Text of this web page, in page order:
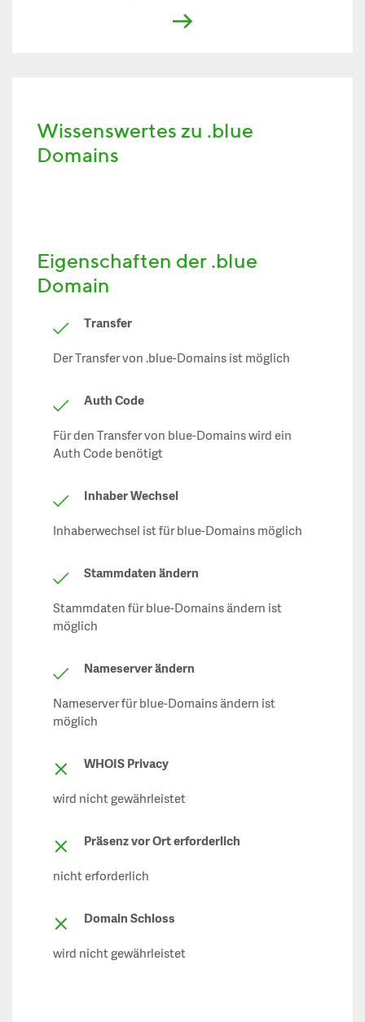
Wissenswertes zu .blue
Domains
Eigenschaften der .blue
Domain
Transfer
Der Transfer von .blue-Domains ist möglich
Auth Code
Für den Transfer von blue-Domains wird ein
Auth Code benötigt
Inhaber Wechsel
Inhaberwechsel ist für blue-Domains möglich
Stammdaten ändern
Stammdaten für blue-Domains ändern ist
möglich
Nameserver ändern
Nameserver für blue-Domains ändern ist
möglich
WHOIS Privacy
wird nicht gewährleistet
Präsenz vor Ort erforderlich
nicht erforderlich
Domain Schloss
wird nicht gewährleistet